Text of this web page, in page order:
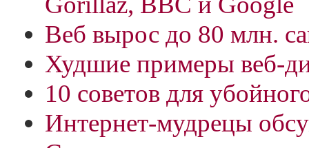
Веб вырос до 80 млн.
Худшие примеры веб-
10 советов для
Интернет-мудрецы